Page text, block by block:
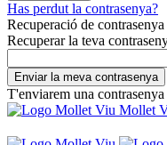
Has perdut la contrasenya?
Recuperació de contrasenya
Recuperar la teva
T'enviarem una
Mollet